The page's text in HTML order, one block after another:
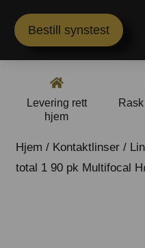
Bestill synstest
Levering rett
hjem
Hjem / Kontaktlinser /
total 1 90 pk Multifocal